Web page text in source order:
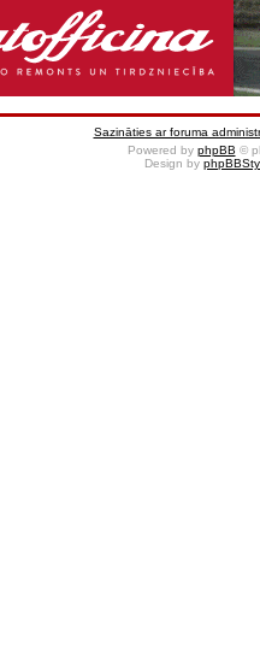
Sazināties ar foruma
Powered by phpBB ©
Design by